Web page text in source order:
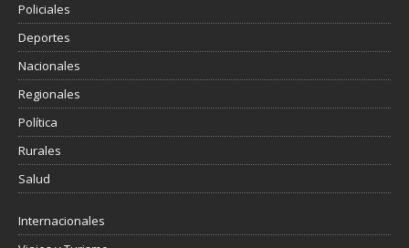
Policiales
Deportes
Nacionales
Regionales
Política
Rurales
Salud
Internacionales